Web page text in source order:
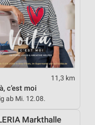
11,3 km
c’est moi
ab Mi. 12.08.
Markthalle